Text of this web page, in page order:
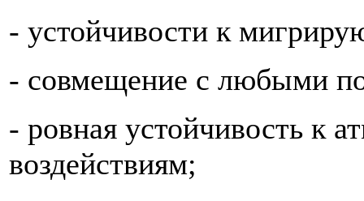
- устойчивости к
- совмещение с любыми
- ровная устойчивость к
воздействиям;